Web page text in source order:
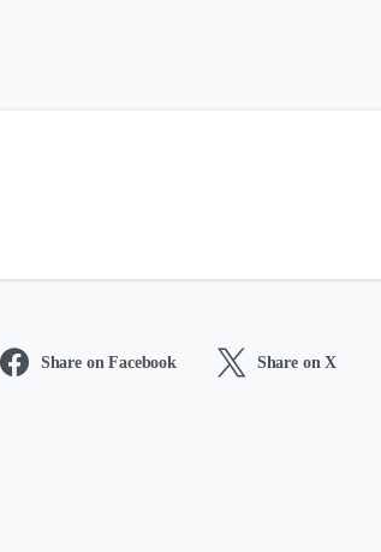
Share on Facebook Share on X